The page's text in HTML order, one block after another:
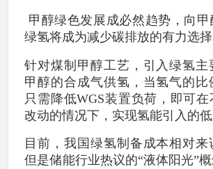
甲醇绿色发展成必然趋势，向甲
绿氢将成为减少碳排放的有力选择
针对煤制甲醇工艺，引入绿氢主
甲醇的合成气供氢，当氢气的比
只需降低WGS装置负荷，即可
改动的情况下，实现氢能引入的低
目前，我国绿氢制备成本相对来
但是储能行业热议的“液体阳光”